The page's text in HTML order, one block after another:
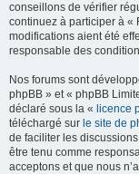
conseillons de vérifier
continuez à participer à «
modifications aient été
responsable des
Nos forums sont
phpBB » et « phpBB
déclaré sous la « licence
téléchargé sur le site de
de faciliter les
être tenu comme
acceptons et que nous